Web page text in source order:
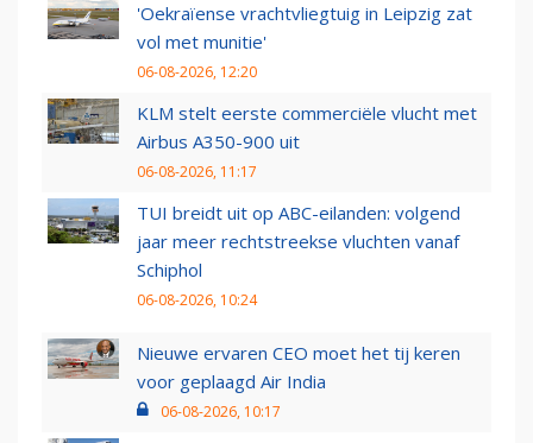
'Oekraïense vrachtvliegtuig in Leipzig zat
vol met munitie'
06-08-2026, 12:20
KLM stelt eerste commerciële vlucht met
Airbus A350-900 uit
06-08-2026, 11:17
TUI breidt uit op ABC-eilanden: volgend
jaar meer rechtstreekse vluchten vanaf
Schiphol
06-08-2026, 10:24
Nieuwe ervaren CEO moet het tij keren
voor geplaagd Air India
06-08-2026, 10:17